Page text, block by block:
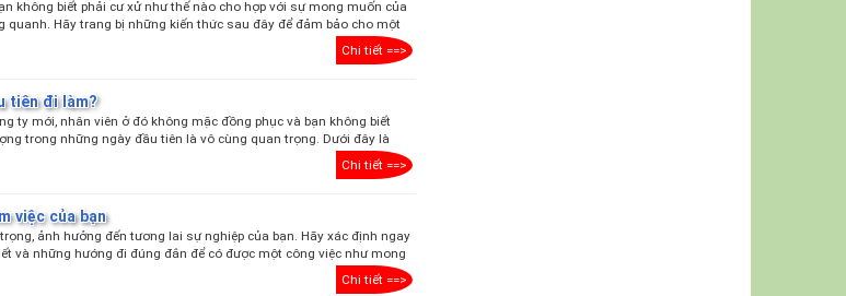
không biết phải cư xử như thế nào cho hợp với sự mong muốn của
quanh. Hãy trang bị những kiến thức sau đây để đảm bảo cho một
Chi tiết ==>
tiên đi làm?
ty mới, nhân viên ở đó không mặc đồng phục và bạn không biết
trong những ngày đầu tiên là vô cùng quan trọng. Dưới đây là
Chi tiết ==>
việc của bạn
ảnh hưởng đến tương lai sự nghiệp của bạn. Hãy xác định ngay
và những hướng đi đúng đắn để có được một công việc như mong
Chi tiết ==>